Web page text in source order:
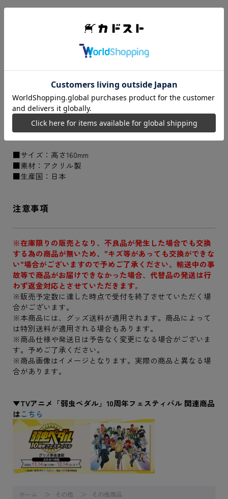
※本商品は2025年11月14日(金)10:00から販売
開始いたします。
き下ろしイラストを使用したアクリルスタンド。
商品仕様
■サイズ：高さ160mm
■素材：アクリル製
■生産国：日本
注意事項
※在庫限りの販売となり、不良品が発生した場合でも交換
する為の商品が無いため、"キズ等があっても交換ができな
い"場合がございますので予めご了承ください。輸送中の事
故等で商品がお届けできなかった場合、代替品の発送は行
わず返金対応とさせていただきます。
※販売予定数に達した時点で受付を終了させていただく場
合がございます。
※本商品には、グッズ送料が適用されます。商品によって
は特別送料が適用される場合もあります。
※商品仕様や発送日は予告なく変更になる場合がございま
す。予めご了承ください。
※商品画像はイメージとなります。実際の商品と異なる場
合があります。
▼TVアニメ「弱虫ペダル」10周年フェスティバル 関連商品
はこちら
ホーム その他 その他商品